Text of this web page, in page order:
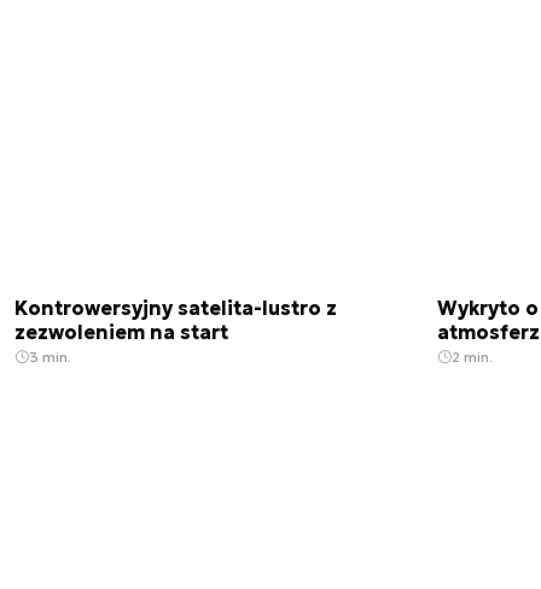
Kontrowersyjny satelita-lustro z
zezwoleniem na start
3 min.
Wykryto
2 min.